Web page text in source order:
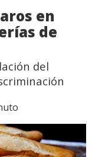
en
de
del